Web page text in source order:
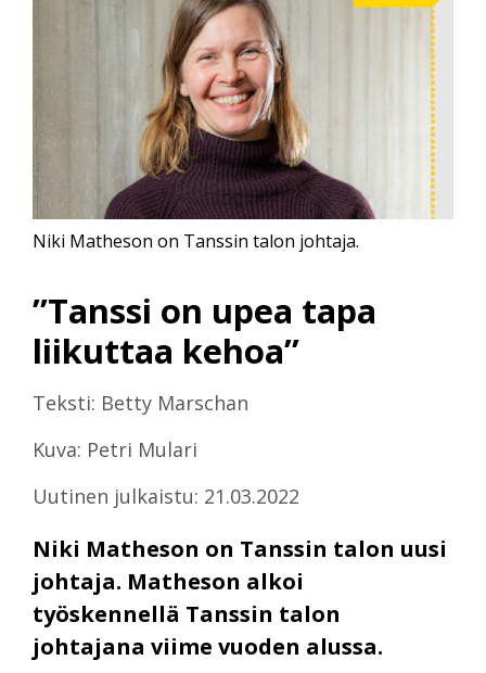
”Tanssi on upea tapa
liikuttaa kehoa”
Teksti: Betty Marschan
Kuva: Petri Mulari
Uutinen julkaistu: 21.03.2022
Niki Matheson on Tanssin talon uusi
johtaja. Matheson alkoi
työskennellä Tanssin talon
johtajana viime vuoden alussa.
Niki Matheson on Tanssin talon johtaja.